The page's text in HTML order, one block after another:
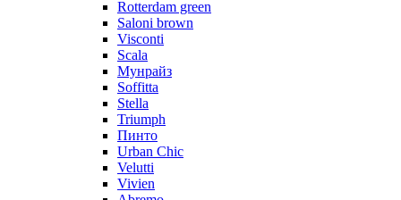
Rotterdam green
Saloni brown
Visconti
Scala
Мунрайз
Soffitta
Stella
Triumph
Пинто
Urban Chic
Velutti
Vivien